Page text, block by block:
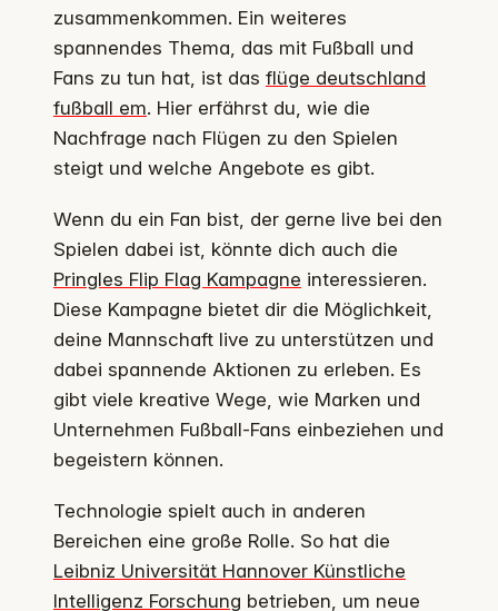
zusammenkommen. Ein weiteres
spannendes Thema, das mit Fußball und
Fans zu tun hat, ist das flüge deutschland
fußball em. Hier erfährst du, wie die
Nachfrage nach Flügen zu den Spielen
steigt und welche Angebote es gibt.
Wenn du ein Fan bist, der gerne live bei den
Spielen dabei ist, könnte dich auch die
Pringles Flip Flag Kampagne interessieren.
Diese Kampagne bietet dir die Möglichkeit,
deine Mannschaft live zu unterstützen und
dabei spannende Aktionen zu erleben. Es
gibt viele kreative Wege, wie Marken und
Unternehmen Fußball-Fans einbeziehen und
begeistern können.
Technologie spielt auch in anderen
Bereichen eine große Rolle. So hat die
Leibniz Universität Hannover Künstliche
Intelligenz Forschung betrieben, um neue